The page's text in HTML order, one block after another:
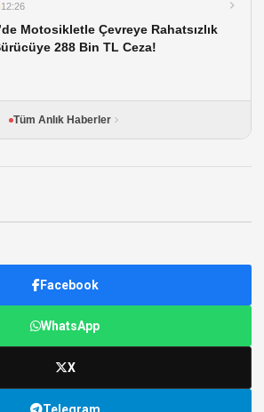
12:26
Motosikletle Çevreye Rahatsızlık
288 Bin TL Ceza!
Tüm Anlık Haberler
Facebook
WhatsApp
X